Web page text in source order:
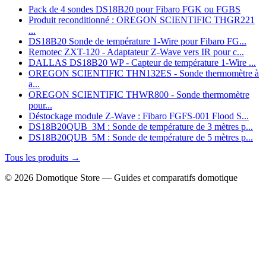
Pack de 4 sondes DS18B20 pour Fibaro FGK ou FGBS
Produit reconditionné : OREGON SCIENTIFIC THGR221
...
DS18B20 Sonde de température 1‑Wire pour Fibaro FG...
Remotec ZXT-120 - Adaptateur Z-Wave vers IR pour c...
DALLAS DS18B20 WP - Capteur de température 1-Wire ...
OREGON SCIENTIFIC THN132ES - Sonde thermomètre à
a...
OREGON SCIENTIFIC THWR800 - Sonde thermomètre
pour...
Déstockage module Z-Wave : Fibaro FGFS-001 Flood S...
DS18B20QUB_3M : Sonde de température de 3 mètres p...
DS18B20QUB_5M : Sonde de température de 5 mètres p...
Tous les produits →
© 2026 Domotique Store — Guides et comparatifs domotique